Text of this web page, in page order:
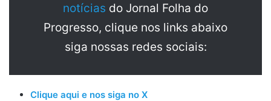
notícias do Jornal Folha do
Progresso, clique nos links abaixo
siga nossas redes sociais:
Clique aqui e nos siga no X